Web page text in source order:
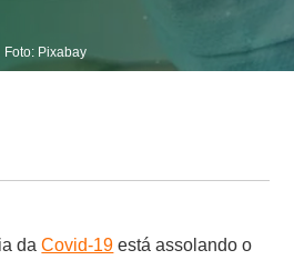
Foto: Pixabay
daCovid-19 está assolando o